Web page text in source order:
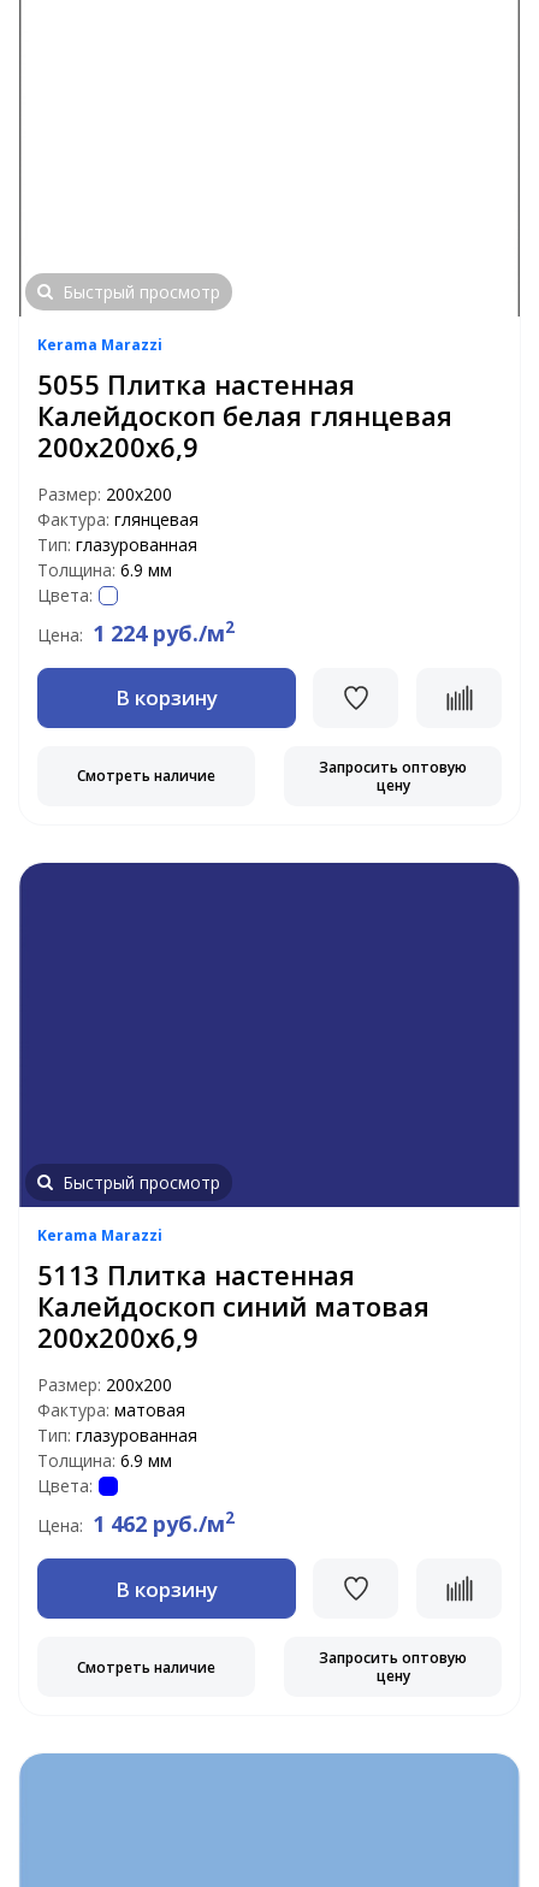
Быстрый просмотр
Kerama Marazzi
5055 Плитка настенная
Калейдоскоп белая глянцевая
200х200х6,9
Размер: 200х200
Фактура: глянцевая
Тип: глазурованная
Толщина: 6.9 мм
Цвета:
Цена: 1 224 руб./м2
В корзину
Смотреть наличие
Запросить оптовую
цену
Быстрый просмотр
Kerama Marazzi
5113 Плитка настенная
Калейдоскоп синий матовая
200х200х6,9
Размер: 200х200
Фактура: матовая
Тип: глазурованная
Толщина: 6.9 мм
Цвета:
Цена: 1 462 руб./м2
В корзину
Смотреть наличие
Запросить оптовую
цену